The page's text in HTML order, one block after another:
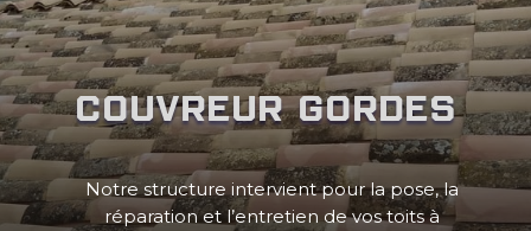
Couvreur Gordes
Notre structure intervient pour la pose, la
réparation et l’entretien de vos toits à